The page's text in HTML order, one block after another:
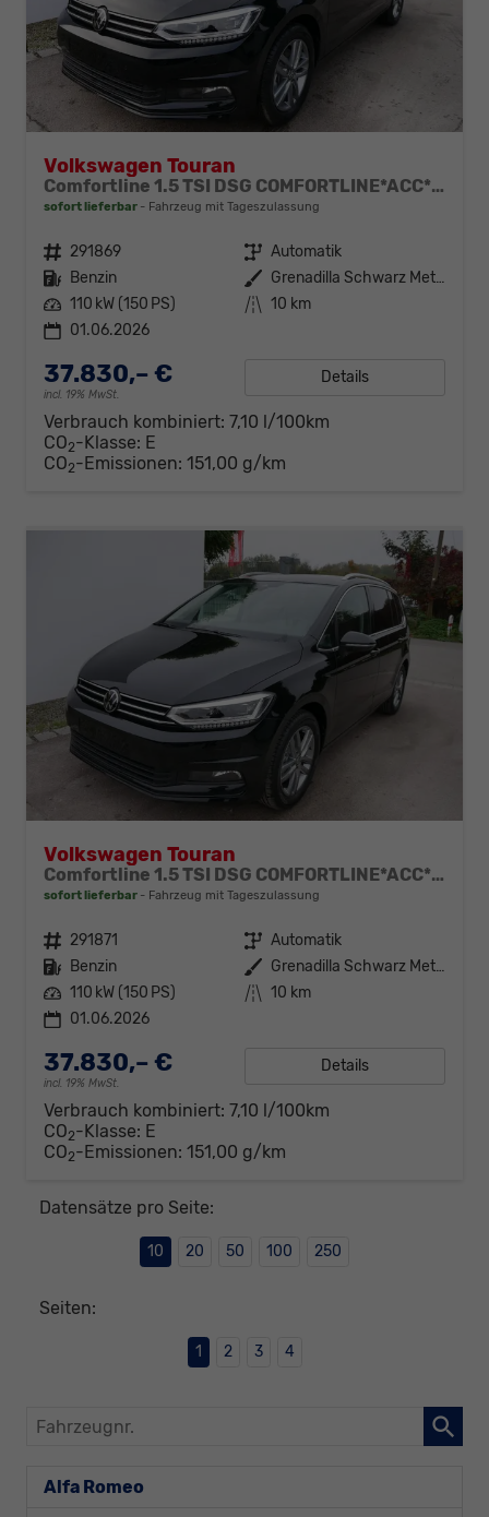
Volkswagen Touran
Comfortline 1.5 TSI DSG COMFORTLINE*ACC*LED*PDC*KAMERA*NAVI*SHZ* 7-SITZER 17-ZOLL
sofort lieferbar Fahrzeug mit Tageszulassung
Fahrzeugnr. 291869 Getriebe Automatik
Kraftstoff Benzin Außenfarbe
Grenadilla Schwarz Metallic
Leistung 110 kW (150 PS) Kilometerstand 10 km
01.06.2026
37.830,– €
incl. 19% MwSt.
Details
Verbrauch kombiniert: 7,10 l/100km
CO2-Klasse: E
CO2-Emissionen: 151,00 g/km
Volkswagen Touran
Comfortline 1.5 TSI DSG COMFORTLINE*ACC*LED*PDC*KAMERA*NAVI*SHZ* 7-SITZER 17-ZOLL
sofort lieferbar Fahrzeug mit Tageszulassung
Fahrzeugnr. 291871 Getriebe Automatik
Kraftstoff Benzin Außenfarbe
Grenadilla Schwarz Metallic
Leistung 110 kW (150 PS) Kilometerstand 10 km
01.06.2026
37.830,– €
incl. 19% MwSt.
Details
Verbrauch kombiniert: 7,10 l/100km
CO2-Klasse: E
CO2-Emissionen: 151,00 g/km
Datensätze pro Seite:
10 20 50 100 250
Seiten:
1 2 3 4
Fahrzeugnr.
Alfa Romeo